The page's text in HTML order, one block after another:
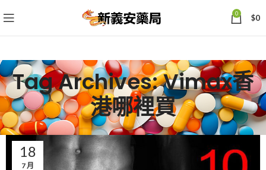
0 $0
Tag Archives: Vimax香
港哪裡買
18
7 月